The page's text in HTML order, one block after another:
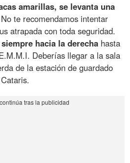
amarillas, se levanta una
te recomendamos intentar
atrapada con toda seguridad.
hacia la derecha hasta
Deberías llegar a la sala
de la estación de guardado